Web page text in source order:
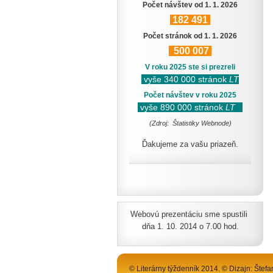
Počet návštev od 1. 1. 2026
182 491
Počet stránok od 1. 1. 2026
500 007
V roku 2025 ste si prezreli
vyše 340 000 stránok LT
Počet návštev v roku 2025
vyše 890 000 stránok LT
(Zdroj: Štatistiky Webnode)
Ďakujeme za vašu priazeň.
Webovú prezentáciu sme spustili
dňa 1. 10. 2014 o 7.00 hod.
© Literárny týždenník 2014. © Dizajn: